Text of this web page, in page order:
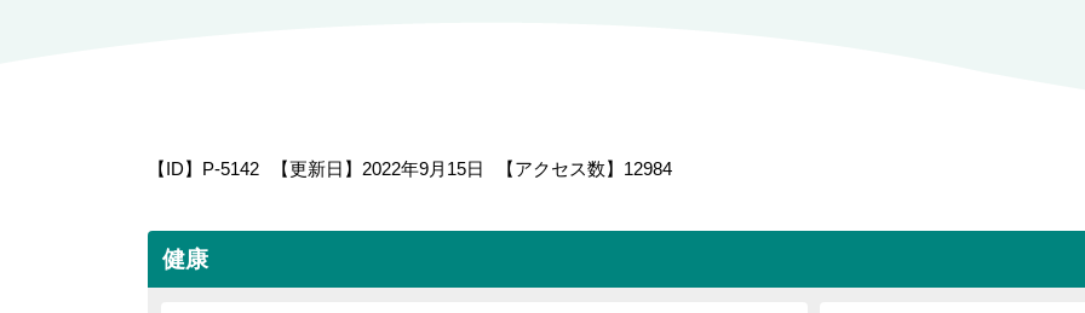
【ID】 P-5142 【更新日】 2022年9月15日 【アクセス数】 12984
健康